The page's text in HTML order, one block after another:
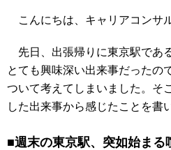
こんにちは、キャリアコンサ
先日、出張帰りに東京駅であ
とても興味深い出来事だったの
ついて考えてしまいました。そ
した出来事から感じたことを書
■週末の東京駅、突如始まる